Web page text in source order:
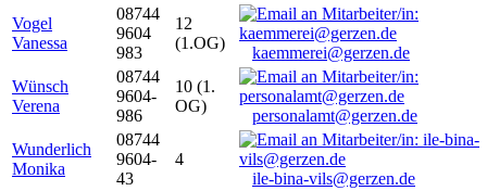
Vogel
Vanessa
08744
9604
983
12
(1.OG)
kaemmerei@gerzen.de
Wünsch
Verena
08744
9604-
986
10 (1.
OG)
personalamt@gerzen.de
Wunderlich
Monika
08744
9604-
43
4
ile-bina-vils@gerzen.de